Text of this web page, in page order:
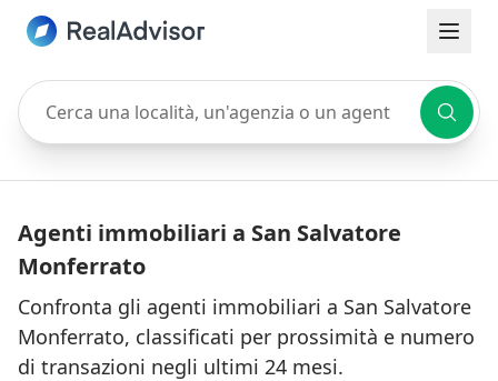
Cerca una località, un'agenzia o un agente
Agenti immobiliari a San Salvatore
Monferrato
Confronta gli agenti immobiliari a San Salvatore
Monferrato, classificati per prossimità e numero
di transazioni negli ultimi 24 mesi.